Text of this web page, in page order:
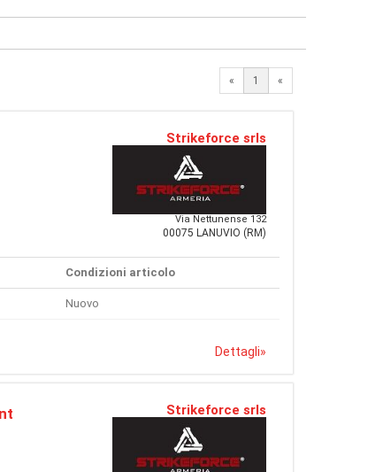
« 1 «
Strikeforce srls
Via Nettunense 132
00075 LANUVIO (RM)
Condizioni articolo
Nuovo
Dettagli»
Strikeforce srls